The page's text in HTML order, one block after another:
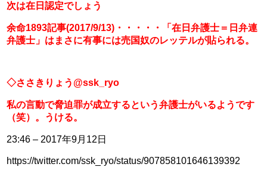
次は在日認定でしょう
余命1893記事(2017/9/13)・・・・・「在日弁護士＝日弁連
弁護士」はまさに有事には売国奴のレッテルが貼られる。
◇ささきりょう@ssk_ryo
私の言動で脅迫罪が成立するという弁護士がいるようです
（笑）。うける。
23:46 – 2017年9月12日
https://twitter.com/ssk_ryo/status/907858101646139392